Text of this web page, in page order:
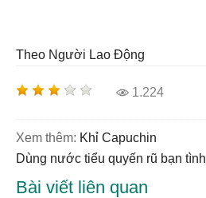
Theo Người Lao Động
1.224
Xem thêm:
khỉ Capuchin
dùng nước tiểu quyến rũ bạn tình
Bài viết liên quan